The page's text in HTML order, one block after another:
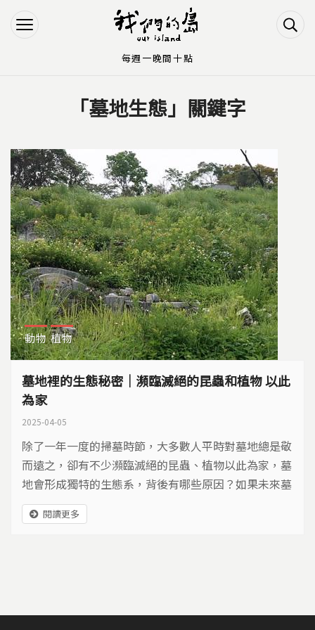
Jump to Navigation
Jump to Main content
「墓地生態」關鍵字
動物 植物
墓地裡的生態秘密｜瀕臨滅絕的昆蟲和植物 以此
為家
2025-04-05
除了一年一度的掃墓時節，大多數人平時對墓地總是敬
而遠之，卻有不少瀕臨滅絕的昆蟲、植物以此為家，墓
地會形成獨特的生態系，背後有哪些原因？如果未來墓
地消失了，又會對這些生物造成哪些影響？
閱讀更多
每週一晚間十點